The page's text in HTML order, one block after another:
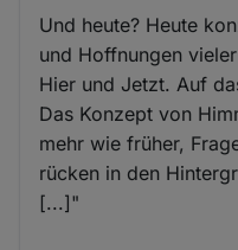
Und heute? Heute
und Hoffnungen
Hier und Jetzt. Auf
Das Konzept von
mehr wie früher,
rücken in den
[...]"